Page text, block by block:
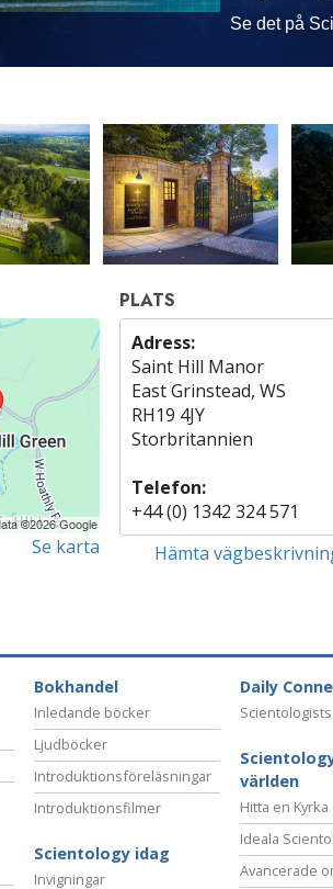
Se det på
Se karta
PLATS
Adress:
Saint Hill Manor
East Grinstead, WS
RH19 4JY
Storbritannien
Telefon:
+44 (0) 1342 324 571
Hämta
Bokhandel
Inledande böcker
Ljudböcker
Introduktionsföreläsningar
Introduktionsfilmer
Scientology idag
Invigningar
Daily
världen
Hitta en Kyrka
Ideala
Avancerade